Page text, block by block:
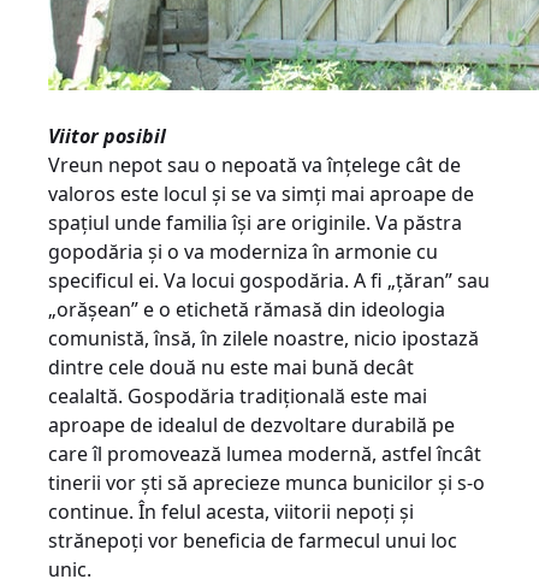
Viitor posibil
Vreun nepot sau o nepoată va înţelege cât de
valoros este locul şi se va simţi mai aproape de
spaţiul unde familia îşi are originile. Va păstra
gopodăria şi o va moderniza în armonie cu
specificul ei. Va locui gospodăria. A fi „ţăran” sau
„orăşean” e o etichetă rămasă din ideologia
comunistă, însă, în zilele noastre, nicio ipostază
dintre cele două nu este mai bună decât
cealaltă. Gospodăria tradiţională este mai
aproape de idealul de dezvoltare durabilă pe
care îl promovează lumea modernă, astfel încât
tinerii vor şti să aprecieze munca bunicilor şi s-o
continue. În felul acesta, viitorii nepoţi şi
strănepoţi vor beneficia de farmecul unui loc
unic.